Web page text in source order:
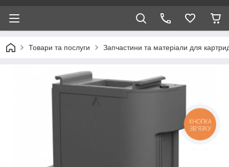
Товари та послуги Запчастини та матеріали для
КНОПКА
ЗВ'ЯЗКУ